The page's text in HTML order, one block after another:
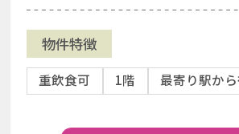
物件特徴
重飲食可 1階 最寄り駅か